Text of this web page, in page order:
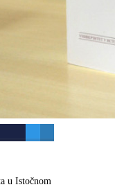
u Istočnom